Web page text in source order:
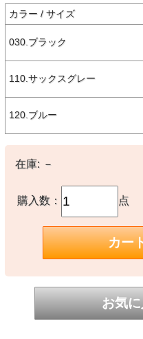
【商品説明】
TOYS McCOY（トイズマッコ
"ジーンズと相性が良く、単品
スリーヴ仕立てのライトウェ
い色は、どんな服とも馴染み
〇本体：綿100%
【生産国】
○日本製
※撮影時の環境やご使用のPC
※当店取扱い商品は一部店頭
ご注文時に「在庫あり」の表
生し、やむをえずご注文をキ
す。完売や欠品の場合は大変
カラー / サイズ
030.ブラック
110.サックスグレー
120.ブルー
在庫: －
購入数： 点